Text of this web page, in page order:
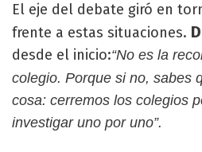
El eje del debate giró en
frente a estas situaciones.
desde el inicio:“No es la
colegio. Porque si no, sabes
cosa: cerremos los colegios
investigar uno por uno”.